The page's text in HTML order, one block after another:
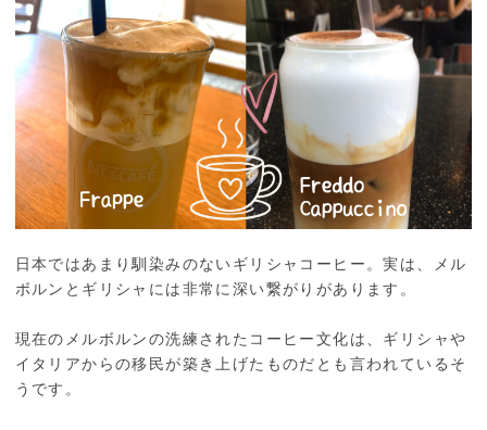
日本ではあまり馴染みのないギリシャコーヒー。実は、メル
ボルンとギリシャには非常に深い繋がりがあります。
現在のメルボルンの洗練されたコーヒー文化は、ギリシャや
イタリアからの移民が築き上げたものだとも言われているそ
うです。